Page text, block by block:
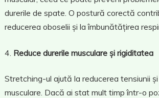
durerile de spate. O postură corectă
reducerea oboselii și la îmbunătățirea
Reduce durerile musculare și rigiditatea
Stretching-ul ajută la reducerea tensiunii
musculare. Dacă ai stat mult timp într-o